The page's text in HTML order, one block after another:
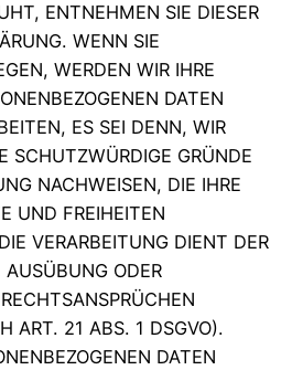
ENTNEHMEN SIE DIESER
WENN SIE
WERDEN WIR IHRE
DATEN
ES SEI DENN, WIR
SCHUTZWÜRDIGE GRÜNDE
NACHWEISEN, DIE IHRE
UND FREIHEITEN
VERARBEITUNG DIENT DER
ODER
ART. 21 ABS. 1 DSGVO).
DATEN